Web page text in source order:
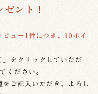
ント！
ビュー1件につき、10ポイ
をクリックしていただ
ください。
ご記入いただき、よろし